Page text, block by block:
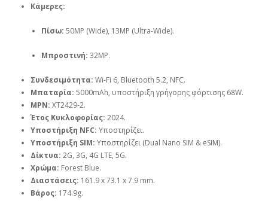
Κάμερες:
Πίσω: 50MP (Wide), 13MP (Ultra-Wide).
Μπροστινή: 32MP.
Συνδεσιμότητα: Wi-Fi 6, Bluetooth 5.2, NFC.
Μπαταρία: 5000mAh, υποστήριξη γρήγορης φόρτισης 68W.
MPN: XT2429-2.
Έτος Κυκλοφορίας: 2024.
Υποστήριξη NFC: Υποστηρίζει.
Υποστήριξη SIM: Υποστηρίζει (Dual Nano SIM & eSIM).
Δίκτυα: 2G, 3G, 4G LTE, 5G.
Χρώμα: Forest Blue.
Διαστάσεις: 161.9 x 73.1 x 7.9 mm.
Βάρος: 174.9g.